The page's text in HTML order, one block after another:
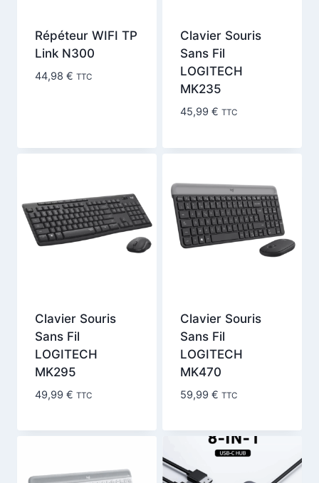
Répéteur WIFI TP
Link N300
44,98 € TTC
Clavier Souris
Sans Fil
LOGITECH
MK235
45,99 € TTC
Clavier Souris
Sans Fil
LOGITECH
MK295
49,99 € TTC
Clavier Souris
Sans Fil
LOGITECH
MK470
59,99 € TTC